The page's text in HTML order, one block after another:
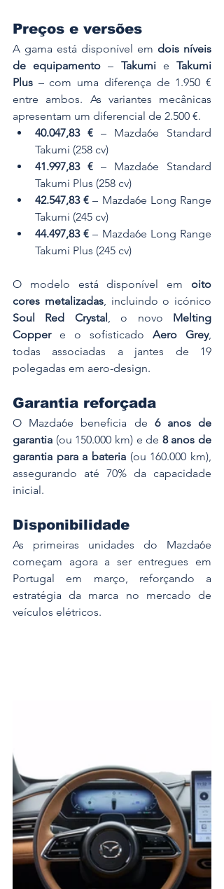
Preços e versões
A gama está disponível em dois níveis
de equipamento – Takumi e Takumi
Plus – com uma diferença de 1.950 €
entre ambos. As variantes mecânicas
apresentam um diferencial de 2.500 €.
40.047,83 € – Mazda6e Standard
Takumi (258 cv)
41.997,83 € – Mazda6e Standard
Takumi Plus (258 cv)
42.547,83 € – Mazda6e Long Range
Takumi (245 cv)
44.497,83 € – Mazda6e Long Range
Takumi Plus (245 cv)
O modelo está disponível em oito
cores metalizadas
Soul Red Crystal, o novo Melting
Copper e o sofisticado Aero Grey,
todas associadas a jantes de 19
polegadas em aero-design.
Garantia reforçada
O Mazda6e beneficia de 6 anos de
garantia (ou 150.000 km) e de 8 anos de
garantia para a bateria (ou 160.000 km),
assegurando até 70% da capacidade
inicial.
Disponibilidade
As primeiras unidades do Mazda6e
começam agora a ser entregues em
Portugal em março, reforçando a
estratégia da marca no mercado de
veículos elétricos.